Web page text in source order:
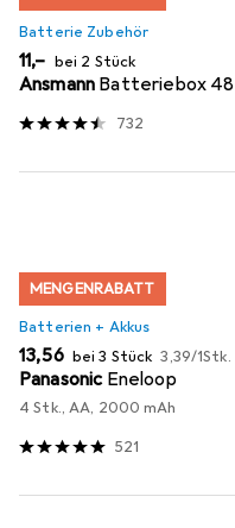
Batterie Zubehör
EUR
11,– bei 2 Stück
Ansmann Batteriebox 48
732
MENGENRABATT
Batterien + Akkus
EUR
13,56 bei 3 Stück EUR
3,39/1Stk.
Panasonic Eneloop
4 Stk., AA, 2000 mAh
521